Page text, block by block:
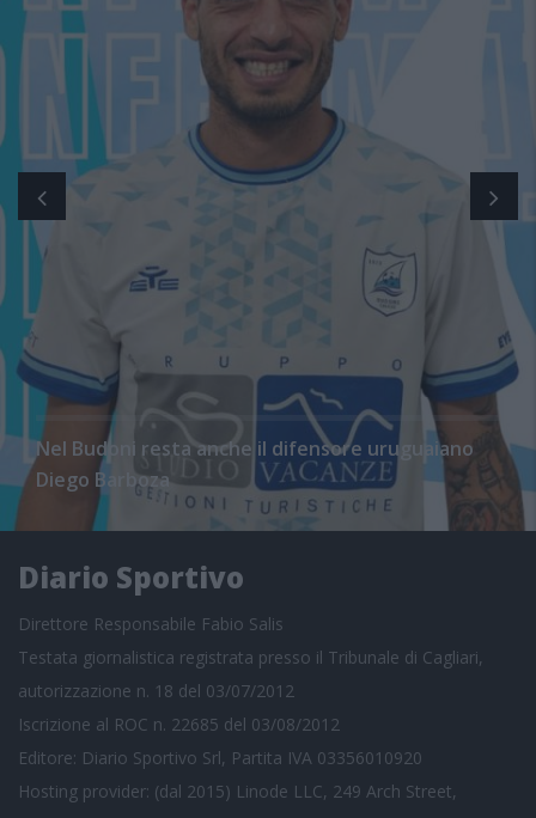
Nel Budoni resta anche il difensore uruguaiano
Diego Barboza
Diario Sportivo
Direttore Responsabile Fabio Salis
Testata giornalistica registrata presso il Tribunale di Cagliari,
autorizzazione n. 18 del 03/07/2012
Iscrizione al ROC n. 22685 del 03/08/2012
Editore: Diario Sportivo Srl, Partita IVA 03356010920
Hosting provider: (dal 2015) Linode LLC, 249 Arch Street,